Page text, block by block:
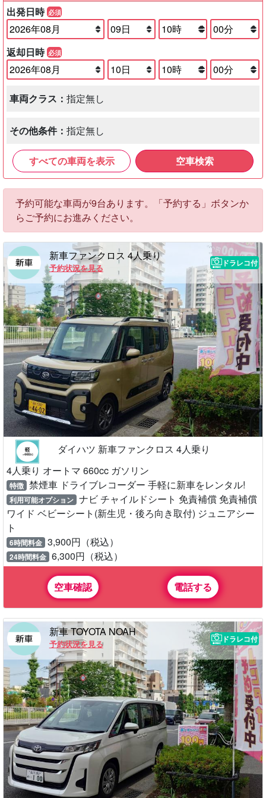
出発日時 必須
返却日時 必須
車両クラス： 指定無し
その他条件： 指定無し
すべての車両を表示 空車検索
予約可能な車両が9台あります。「予約する」ボタンか
らご予約にお進みください。
新車ファンクロス 4人乗り
予約状況を見る
ドラレコ付
ダイハツ 新車ファンクロス 4人乗り
4人乗り オートマ 660cc ガソリン
特徴 禁煙車 ドライブレコーダー 手軽に新車をレンタル!
利用可能オプション ナビ チャイルドシート 免責補償 免責補償
ワイド ベビーシート(新生児・後ろ向き取付) ジュニアシー
ト
6時間料金 3,900円（税込）
24時間料金 6,300円（税込）
空車確認 電話する
新車 TOYOTA NOAH
予約状況を見る
ドラレコ付